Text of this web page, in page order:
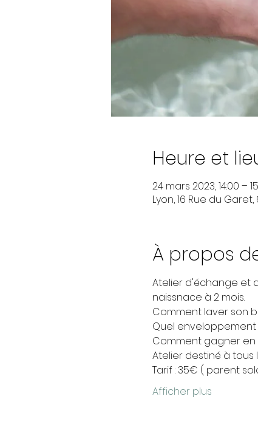
Heure et
24 mars 2023, 14:00 –
Lyon, 16 Rue du
À propos
Atelier d'échange et
naissnace à 2 mois.
Comment laver son
Quel
Comment gagner
Atelier destiné à
Tarif : 35€ ( parent
Afficher plus